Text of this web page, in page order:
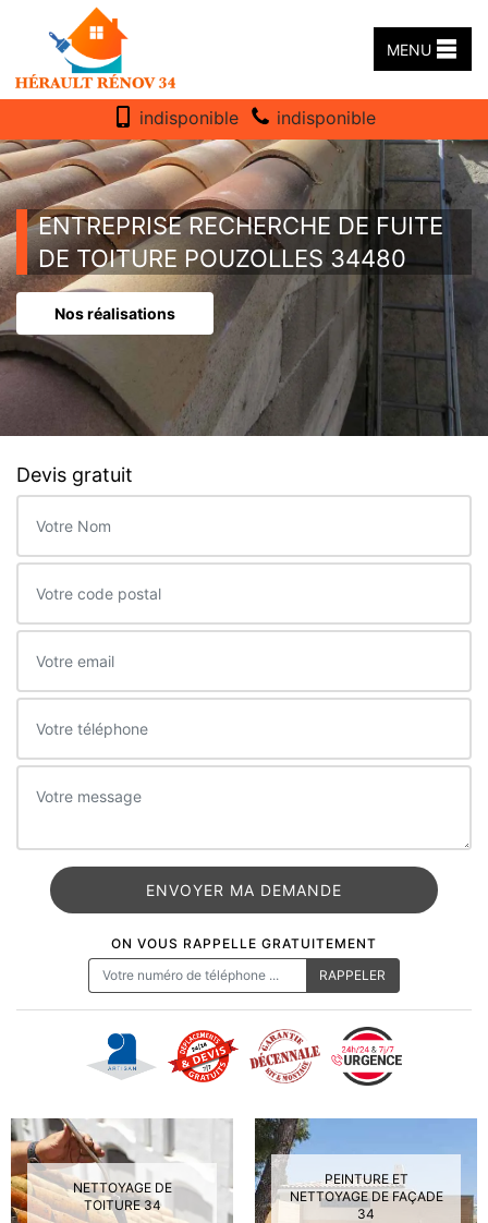
MENU
indisponible indisponible
ENTREPRISE RECHERCHE DE FUITE
DE TOITURE POUZOLLES 34480
Nos réalisations
Devis gratuit
ON VOUS RAPPELLE GRATUITEMENT
NETTOYAGE DE
TOITURE 34
PEINTURE ET
NETTOYAGE DE FAÇADE
34